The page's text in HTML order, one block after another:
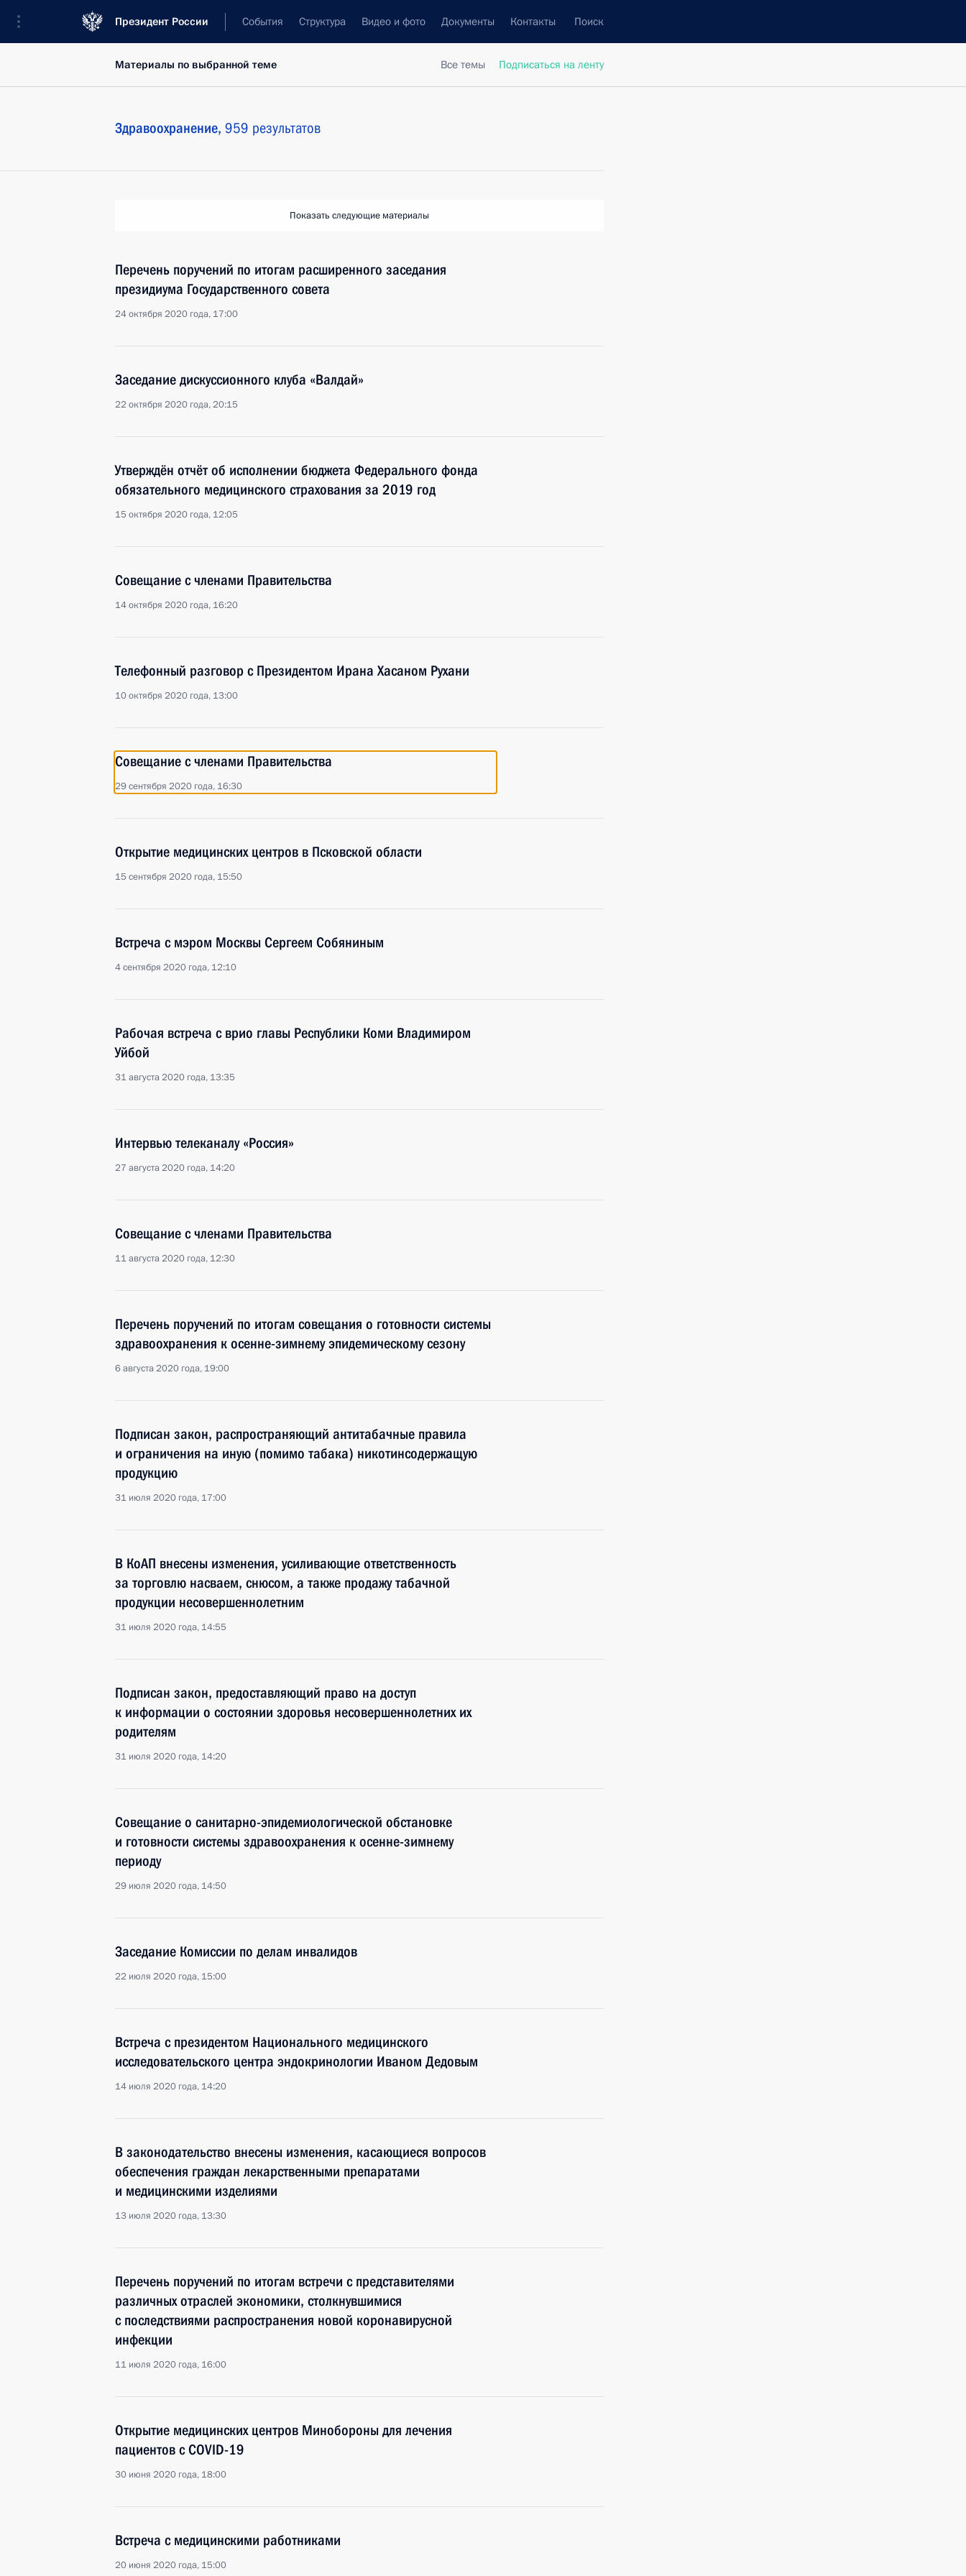
Президент России События Структура Видео и фото Документы Контакты Поиск
Все темы Подписаться на ленту
Материалы по выбранной теме
Здравоохранение, 959 результатов
Показать следующие материалы
Перечень поручений по итогам расширенного заседания
президиума Государственного совета
24 октября 2020 года, 17:00
Заседание дискуссионного клуба «Валдай»
22 октября 2020 года, 20:15
Утверждён отчёт об исполнении бюджета Федерального фонда
обязательного медицинского страхования за 2019 год
15 октября 2020 года, 12:05
Совещание с членами Правительства
14 октября 2020 года, 16:20
Телефонный разговор с Президентом Ирана Хасаном Рухани
10 октября 2020 года, 13:00
Совещание с членами Правительства
29 сентября 2020 года, 16:30
Открытие медицинских центров в Псковской области
15 сентября 2020 года, 15:50
Встреча с мэром Москвы Сергеем Собяниным
4 сентября 2020 года, 12:10
Рабочая встреча с врио главы Республики Коми Владимиром
Уйбой
31 августа 2020 года, 13:35
Интервью телеканалу «Россия»
27 августа 2020 года, 14:20
Совещание с членами Правительства
11 августа 2020 года, 12:30
Перечень поручений по итогам совещания о готовности системы
здравоохранения к осенне-зимнему эпидемическому сезону
6 августа 2020 года, 19:00
Подписан закон, распространяющий антитабачные правила
и ограничения на иную (помимо табака) никотинсодержащую
продукцию
31 июля 2020 года, 17:00
В КоАП внесены изменения, усиливающие ответственность
за торговлю насваем, снюсом, а также продажу табачной
продукции несовершеннолетним
31 июля 2020 года, 14:55
Подписан закон, предоставляющий право на доступ
к информации о состоянии здоровья несовершеннолетних их
родителям
31 июля 2020 года, 14:20
Совещание о санитарно-эпидемиологической обстановке
и готовности системы здравоохранения к осенне-зимнему
периоду
29 июля 2020 года, 14:50
Заседание Комиссии по делам инвалидов
22 июля 2020 года, 15:00
Встреча с президентом Национального медицинского
исследовательского центра эндокринологии Иваном Дедовым
14 июля 2020 года, 14:20
В законодательство внесены изменения, касающиеся вопросов
обеспечения граждан лекарственными препаратами
и медицинскими изделиями
13 июля 2020 года, 13:30
Перечень поручений по итогам встречи с представителями
различных отраслей экономики, столкнувшимися
с последствиями распространения новой коронавирусной
инфекции
11 июля 2020 года, 16:00
Открытие медицинских центров Минобороны для лечения
пациентов с COVID-19
30 июня 2020 года, 18:00
Встреча с медицинскими работниками
20 июня 2020 года, 15:00